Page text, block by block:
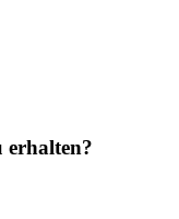
erhalten?